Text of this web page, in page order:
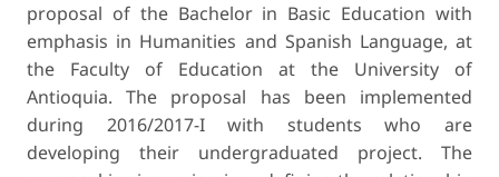
proposal of the Bachelor in Basic Education with
emphasis in Humanities and Spanish Language, at
the Faculty of Education at the University of
Antioquia. The proposal has been implemented
during 2016/2017-I with students who are
developing their undergraduated project. The